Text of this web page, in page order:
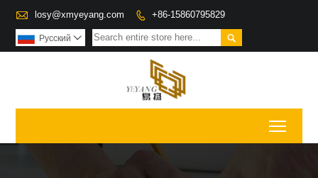
 losy@xmyeyang.com  +86-15860795829

Pусский 